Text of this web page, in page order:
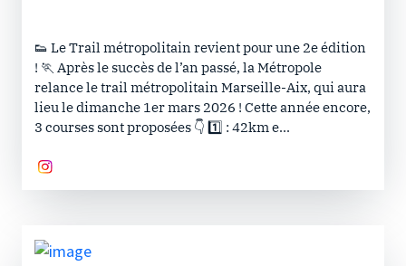
👟 Le Trail métropolitain revient pour une 2e édition
! 🏃 Après le succès de l’an passé, la Métropole
relance le trail métropolitain Marseille-Aix, qui aura
lieu le dimanche 1er mars 2026 ! Cette année encore,
3 courses sont proposées 👇 1️⃣ : 42km e...